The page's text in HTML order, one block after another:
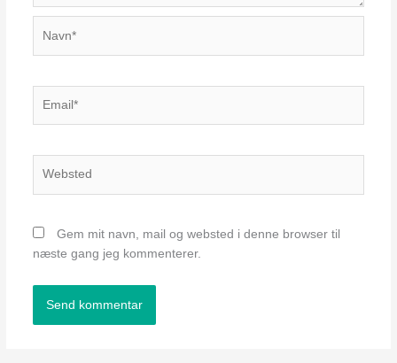
Gem mit navn, mail og websted i denne browser til
næste gang jeg kommenterer.